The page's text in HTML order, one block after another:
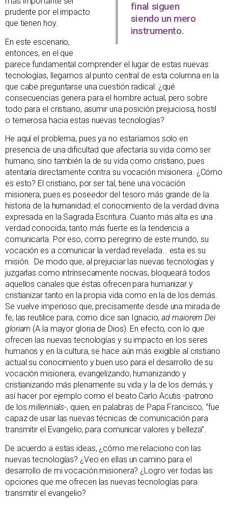
final siguen
siendo un mero
instrumento.
prudente por el impacto
que tienen hoy.
En este escenario,
entonces, en el que
parece fundamental comprender el lugar de estas nuevas
tecnologías, llegamos al punto central de esta columna en la
que cabe preguntarse una cuestión radical: ¿qué
consecuencias genera para el hombre actual, pero sobre
todo para el cristiano, asumir una posición prejuiciosa, hostil
o temerosa hacia estas nuevas tecnologías?
He aquí el problema, pues ya no estaríamos solo en
presencia de una dificultad que afectaría su vida como ser
humano, sino también la de su vida como cristiano, pues
atentaría directamente contra su vocación misionera. ¿Cómo
es esto? El cristiano, por ser tal, tiene una vocación
misionera, pues es poseedor del tesoro más grande de la
historia de la humanidad: el conocimiento de la verdad divina
expresada en la Sagrada Escritura. Cuanto más alta es una
verdad conocida, tanto más fuerte es la tendencia a
comunicarla. Por eso, como peregrino de este mundo, su
vocación es a comunicar la verdad revelada… esta es su
misión. De modo que, al prejuiciar las nuevas tecnologías y
juzgarlas como intrínsecamente nocivas, bloqueará todos
aquellos canales que éstas ofrecen para humanizar y
cristianizar tanto en la propia vida como en la de los demás.
Se vuelve imperioso que, precisamente desde una mirada de
fe, las reutilice para, como dice san Ignacio,ad maiorem Dei
gloriam (A la mayor gloria de Dios). En efecto, con lo que
ofrecen las nuevas tecnologías y su impacto en los seres
humanos y en la cultura, se hace aún más exigible al cristiano
actual su conocimiento y buen uso para el desarrollo de su
vocación misionera, evangelizando, humanizando y
cristianizando más plenamente su vida y la de los demás; y
así hacer por ejemplo como el beato Carlo Acutis -patrono
de losmillennials-, quien, en palabras de Papa Francisco, “fue
capaz de usar las nuevas técnicas de comunicación para
transmitir el Evangelio, para comunicar valores y belleza”.
De acuerdo a estas ideas, ¿cómo me relaciono con las
nuevas tecnologías? ¿Veo en ellas un camino para el
desarrollo de mi vocación misionera? ¿Logro ver todas las
opciones que me ofrecen las nuevas tecnologías para
transmitir el evangelio?